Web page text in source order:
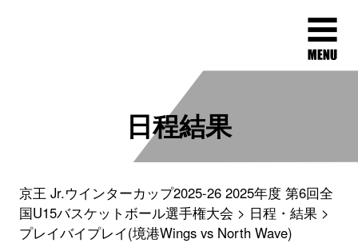
日程結果
京王 Jr.ウインターカップ2025-26 2025年度 第6回全
国U15バスケットボール選手権大会
日程・結果
プレイバイプレイ(境港Wings vs North Wave)